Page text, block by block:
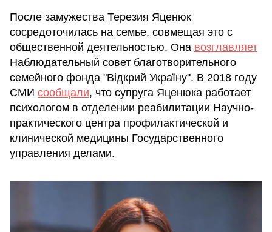
После замужества Терезия Яценюк
сосредоточилась на семье, совмещая это с
общественной деятельностью. Она возглавляет
Наблюдательный совет благотворительного
семейного фонда "Відкрий Україну". В 2018 году
СМИ сообщали, что супруга Яценюка работает
психологом в отделении реабилитации Научно-
практического центра профилактической и
клинической медицины Государственного
управления делами.